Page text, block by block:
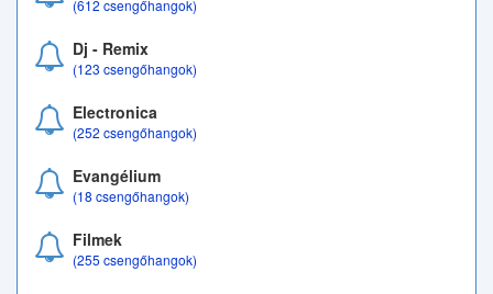
(612 csengőhangok)
Dj - Remix
(123 csengőhangok)
Electronica
(252 csengőhangok)
Evangélium
(18 csengőhangok)
Filmek
(255 csengőhangok)